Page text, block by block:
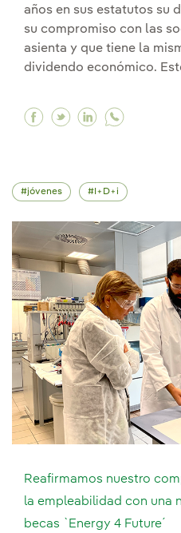
años en sus estatutos su
su compromiso con las
asienta y que tiene la
dividendo económico.
Facebook
TwitterLinkedin
jóvenes I+D+i
Reafirmamos nuestro
la empleabilidad con una
becas `Energy 4 Future´